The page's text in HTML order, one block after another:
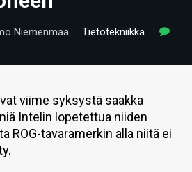
Niemenmaa
Tietotekniikka
viime syksystä saakka
Intelin lopetettua niiden
ROG-tavaramerkin alla niitä ei